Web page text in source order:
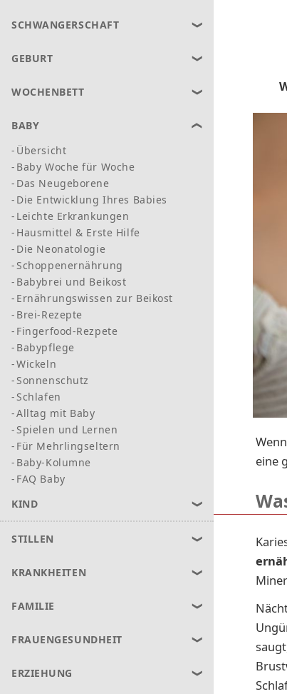
SCHWANGERSCHAFT
GEBURT
WOCHENBETT
BABY
Übersicht
Baby Woche für Woche
Das Neugeborene
Die Entwicklung Ihres Babies
Leichte Erkrankungen
Hausmittel & Erste Hilfe
Die Neonatologie
Schoppenernährung
Babybrei und Beikost
Ernährungswissen zur Beikost
Brei-Rezepte
Fingerfood-Rezpete
Babypflege
Wickeln
Sonnenschutz
Schlafen
Alltag mit Baby
Spielen und Lernen
Für Mehrlingseltern
Baby-Kolumne
FAQ Baby
KIND
STILLEN
KRANKHEITEN
FAMILIE
FRAUENGESUNDHEIT
ERZIEHUNG
eine